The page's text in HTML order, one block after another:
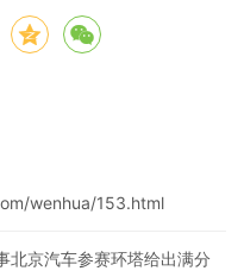
wenhua/153.html
北京汽车参赛环塔给出满分